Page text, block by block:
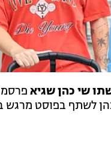
שי כהן שגיא
לשתף בפוסט מרגש